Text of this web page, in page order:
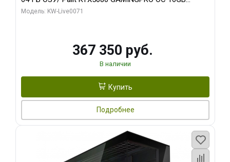
GDDR7 256bit 3xDP HD/ 960 ГБ SSD)
Модель: KW-Live0071
367 350 руб.
В наличии
Купить
Подробнее